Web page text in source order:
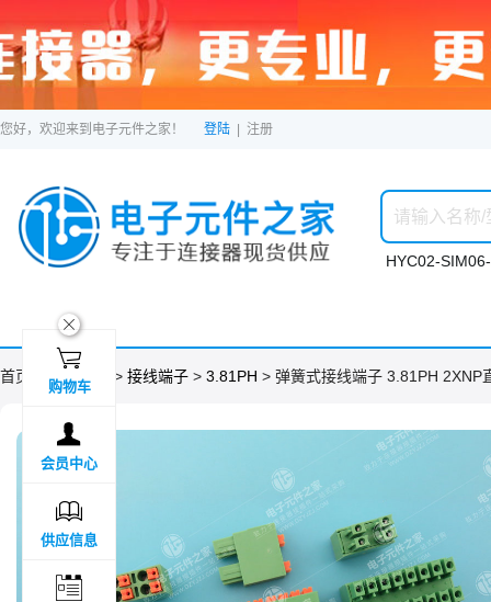
您好，欢迎来到电子元件之家！ 登陆 注册
HYC02-
首页 > 分类目录 > 接线端子 > 3.81PH > 弹簧式接线端子 3.81PH 2XNP
ဆ

购物车

会员中心

供应信息
